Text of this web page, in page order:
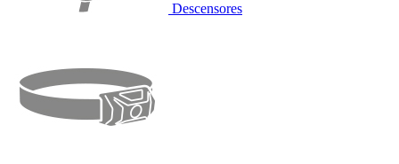
Descensores